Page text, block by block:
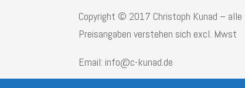
Copyright © 2017 Christoph Kunad – alle
Preisangaben verstehen sich excl. Mwst
Email: info@c-kunad.de